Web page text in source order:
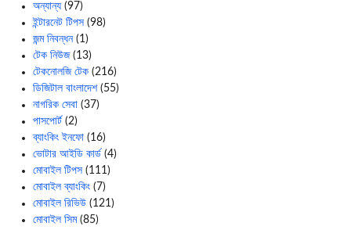
অন্যান্য (97)
ইন্টারনেট টিপস (98)
জন্ম নিবন্ধন(1)
টেক নিউজ(13)
টেকনোলজি টেক (216)
ডিজিটাল বাংলাদেশ(55)
নাগরিক সেবা (37)
পাসপোর্ট (2)
ব্যাংকিং ইনফো (16)
ভোটার আইডি কার্ড (4)
মোবাইল টিপস (111)
মোবাইল ব্যাংকিং (7)
মোবাইল রিভিউ (121)
মোবাইল সিম(85)